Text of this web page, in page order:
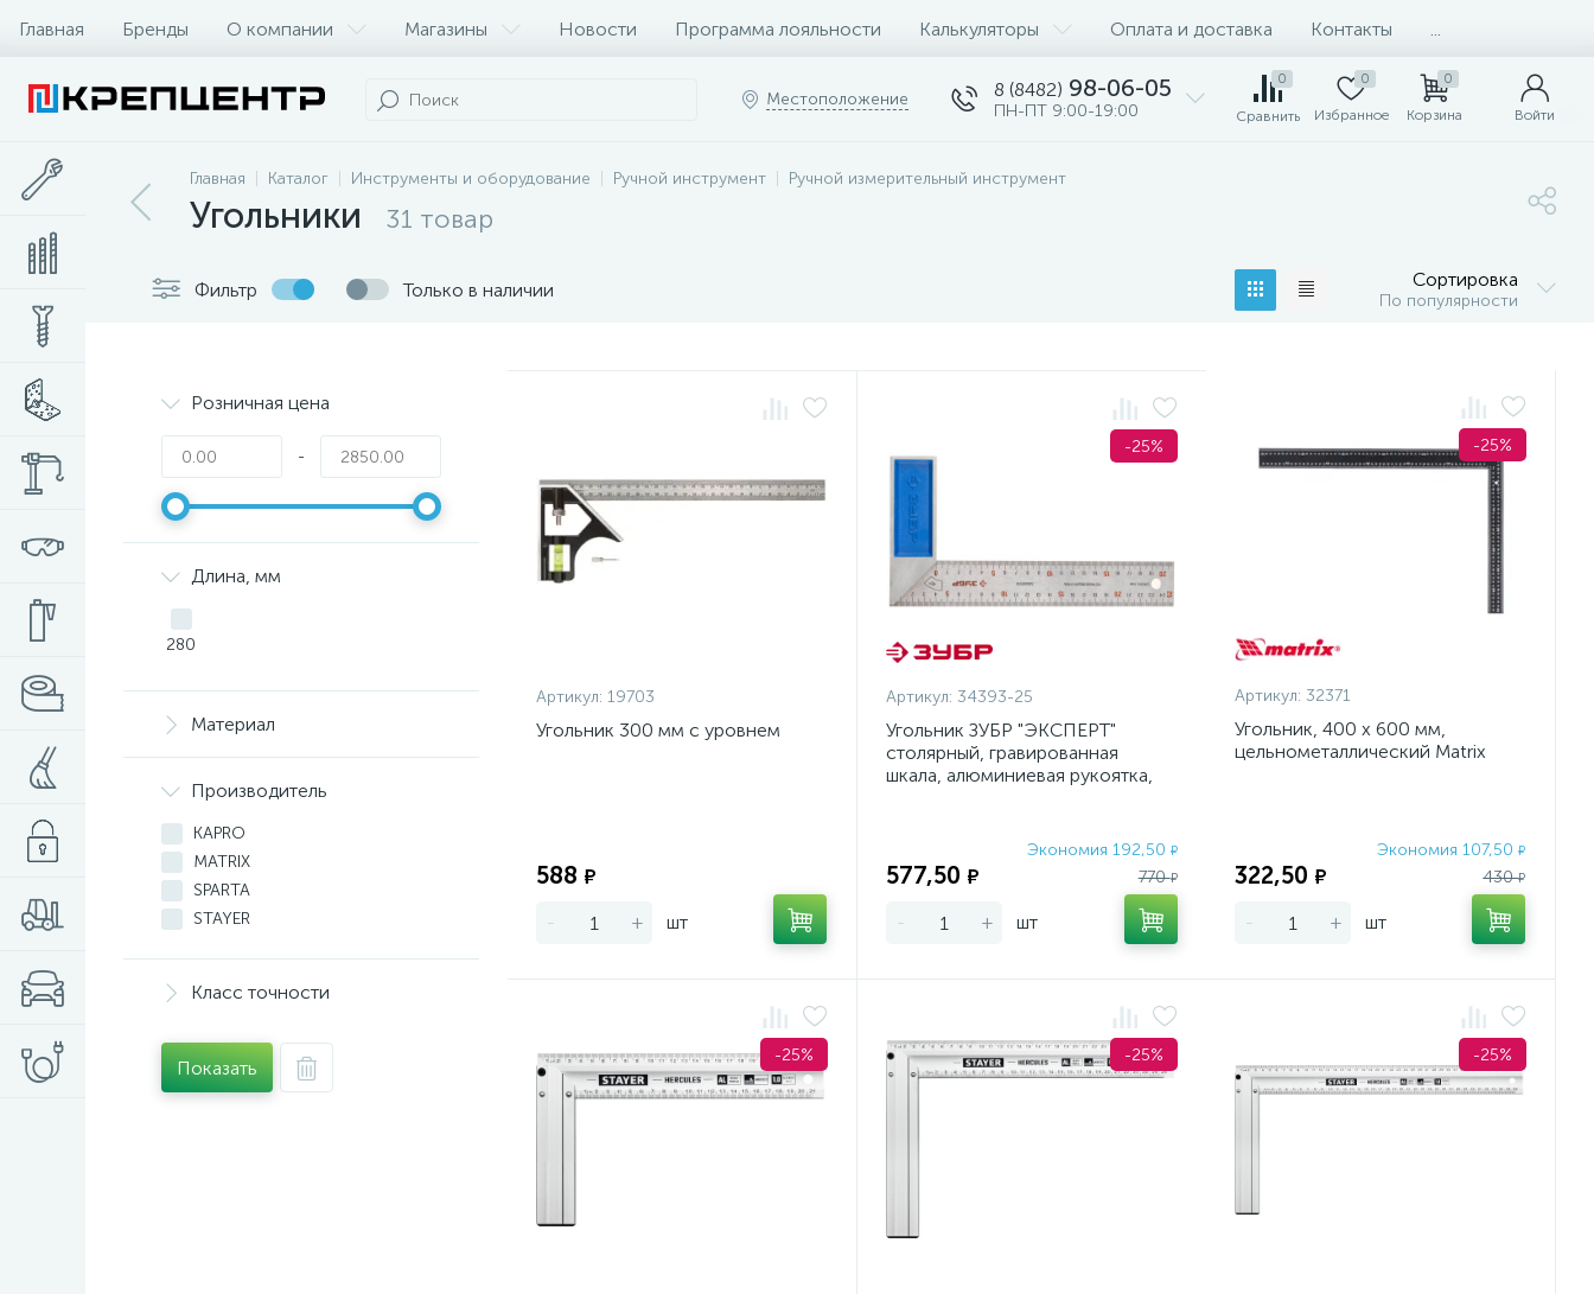
Главная Бренды О компании Магазины Новости Программа лояльности Калькуляторы Оплата и доставка Контакты
Местоположение 8 (8482) 98-06-05
ПН-ПТ 9:00-19:00
0
Сравнить
0
Избранное
0
Корзина Войти
Главная Каталог Инструменты и оборудование Ручной инструмент Ручной измерительный инструмент
Угольники 31 товар
Фильтр Только в наличии Сортировка
По популярности
Розничная цена
-
Длина, мм
280
Материал
Производитель
KAPRO
MATRIX
SPARTA
STAYER
Класс точности
Показать
Артикул: 19703
Угольник 300 мм с уровнем
588 ₽
- + шт
-25%
Артикул: 34393-25
Угольник ЗУБР "ЭКСПЕРТ"
столярный, гравированная
шкала, алюминиевая рукоятка,
Экономия 192,50 ₽
577,50 ₽ 770₽
- + шт
-25%
Артикул: 32371
Угольник, 400 х 600 мм,
цельнометаллический Matrix
Экономия 107,50₽
322,50 ₽ 430₽
- + шт
-25% -25% -25%